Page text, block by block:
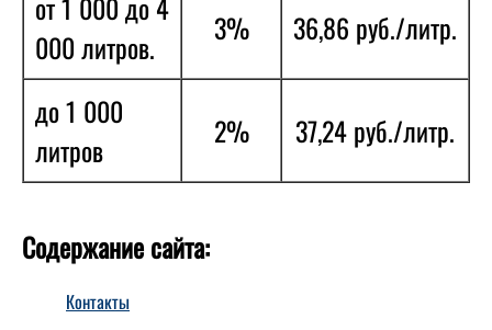
000 литров.
3% 36,86 руб./литр.
до 1 000
литров
2% 37,24 руб./литр.
Содержание сайта:
Контакты